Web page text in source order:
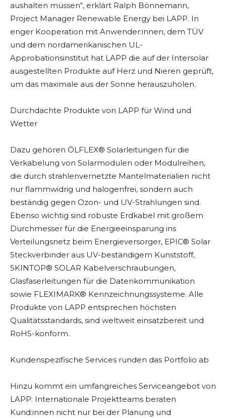
aushalten müssen“, erklärt Ralph Bönnemann,
Project Manager Renewable Energy bei LAPP. In
enger Kooperation mit Anwender:innen, dem TÜV
und dem nordamerikanischen UL-
Approbationsinstitut hat LAPP die auf der Intersolar
ausgestellten Produkte auf Herz und Nieren geprüft,
um das maximale aus der Sonne herauszuholen.
Durchdachte Produkte von LAPP für Wind und
Wetter
Dazu gehören ÖLFLEX® Solarleitungen für die
Verkabelung von Solarmodulen oder Modulreihen,
die durch strahlenvernetzte Mantelmaterialien nicht
nur flammwidrig und halogenfrei, sondern auch
beständig gegen Ozon- und UV-Strahlungen sind.
Ebenso wichtig sind robuste Erdkabel mit großem
Durchmesser für die Energieeinsparung ins
Verteilungsnetz beim Energieversorger, EPIC® Solar
Steckverbinder aus UV-beständigem Kunststoff,
SKINTOP® SOLAR Kabelverschraubungen,
Glasfaserleitungen für die Datenkommunikation
sowie FLEXIMARK® Kennzeichnungssysteme. Alle
Produkte von LAPP entsprechen höchsten
Qualitätsstandards, sind weltweit einsatzbereit und
RoHS-konform.
Kundenspezifische Services runden das Portfolio ab
Hinzu kommt ein umfangreiches Serviceangebot von
LAPP: Internationale Projektteams beraten
Kund:innen nicht nur bei der Planung und